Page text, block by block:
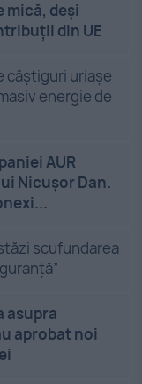
mică, deși
din UE
câștiguri uriașe
energie de
AUR
Nicușor Dan.
scufundarea
asupra
aprobat noi